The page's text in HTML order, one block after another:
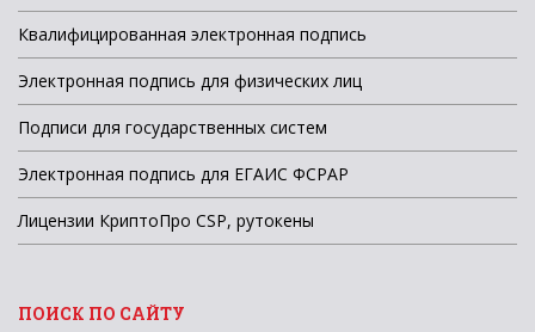
Квалифицированная электронная подпись
Электронная подпись для физических лиц
Подписи для государственных систем
Электронная подпись для ЕГАИС ФСРАР
Лицензии КриптоПро CSP, рутокены
ПОИСК ПО САЙТУ